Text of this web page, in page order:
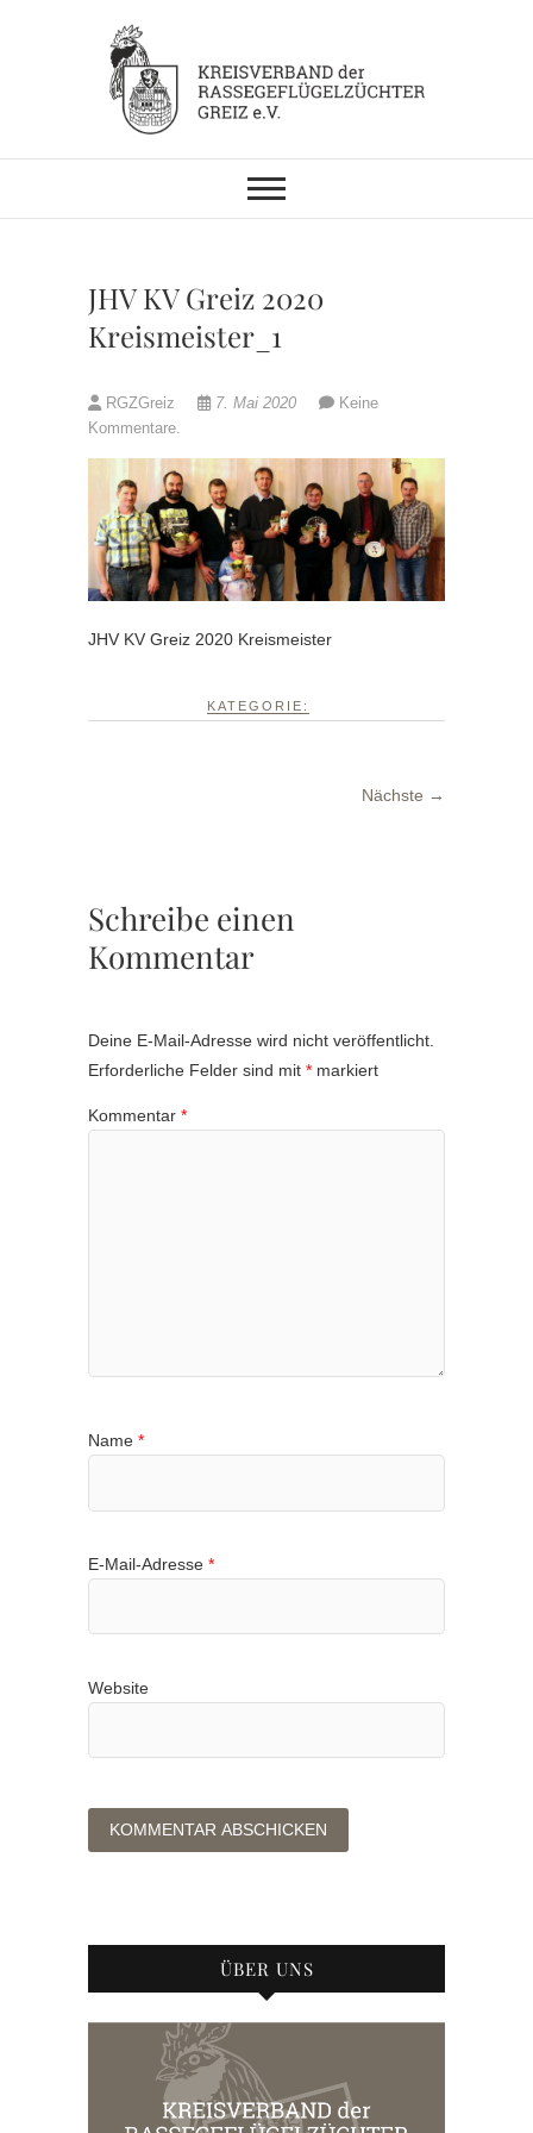
KV RGZ Greiz
JHV KV Greiz 2020
Kreismeister_1
RGZGreiz 7. Mai 2020
Keine
Kommentare.
JHV KV Greiz 2020 Kreismeister
KATEGORIE:
Nächste →
Schreibe einen
Kommentar
Deine E-Mail-Adresse wird nicht veröffentlicht.
Erforderliche Felder sind mit * markiert
Kommentar *
Name *
E-Mail-Adresse *
Website
ÜBER UNS